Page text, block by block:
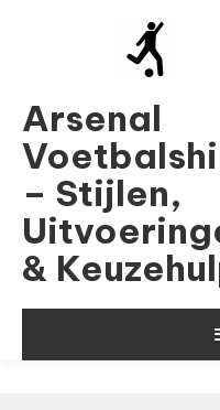
Arsenal
– Stijlen,
&